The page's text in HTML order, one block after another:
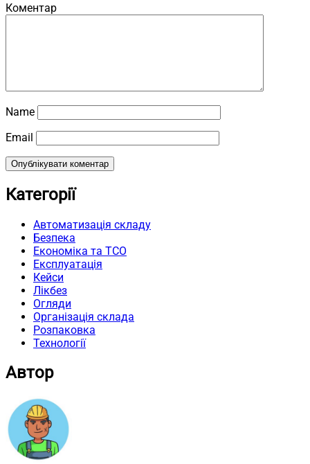
Коментар
Name
Email
Категорії
Автоматизація складу
Безпека
Економіка та TCO
Експлуатація
Кейси
Лікбез
Огляди
Організація склада
Розпаковка
Технології
Автор